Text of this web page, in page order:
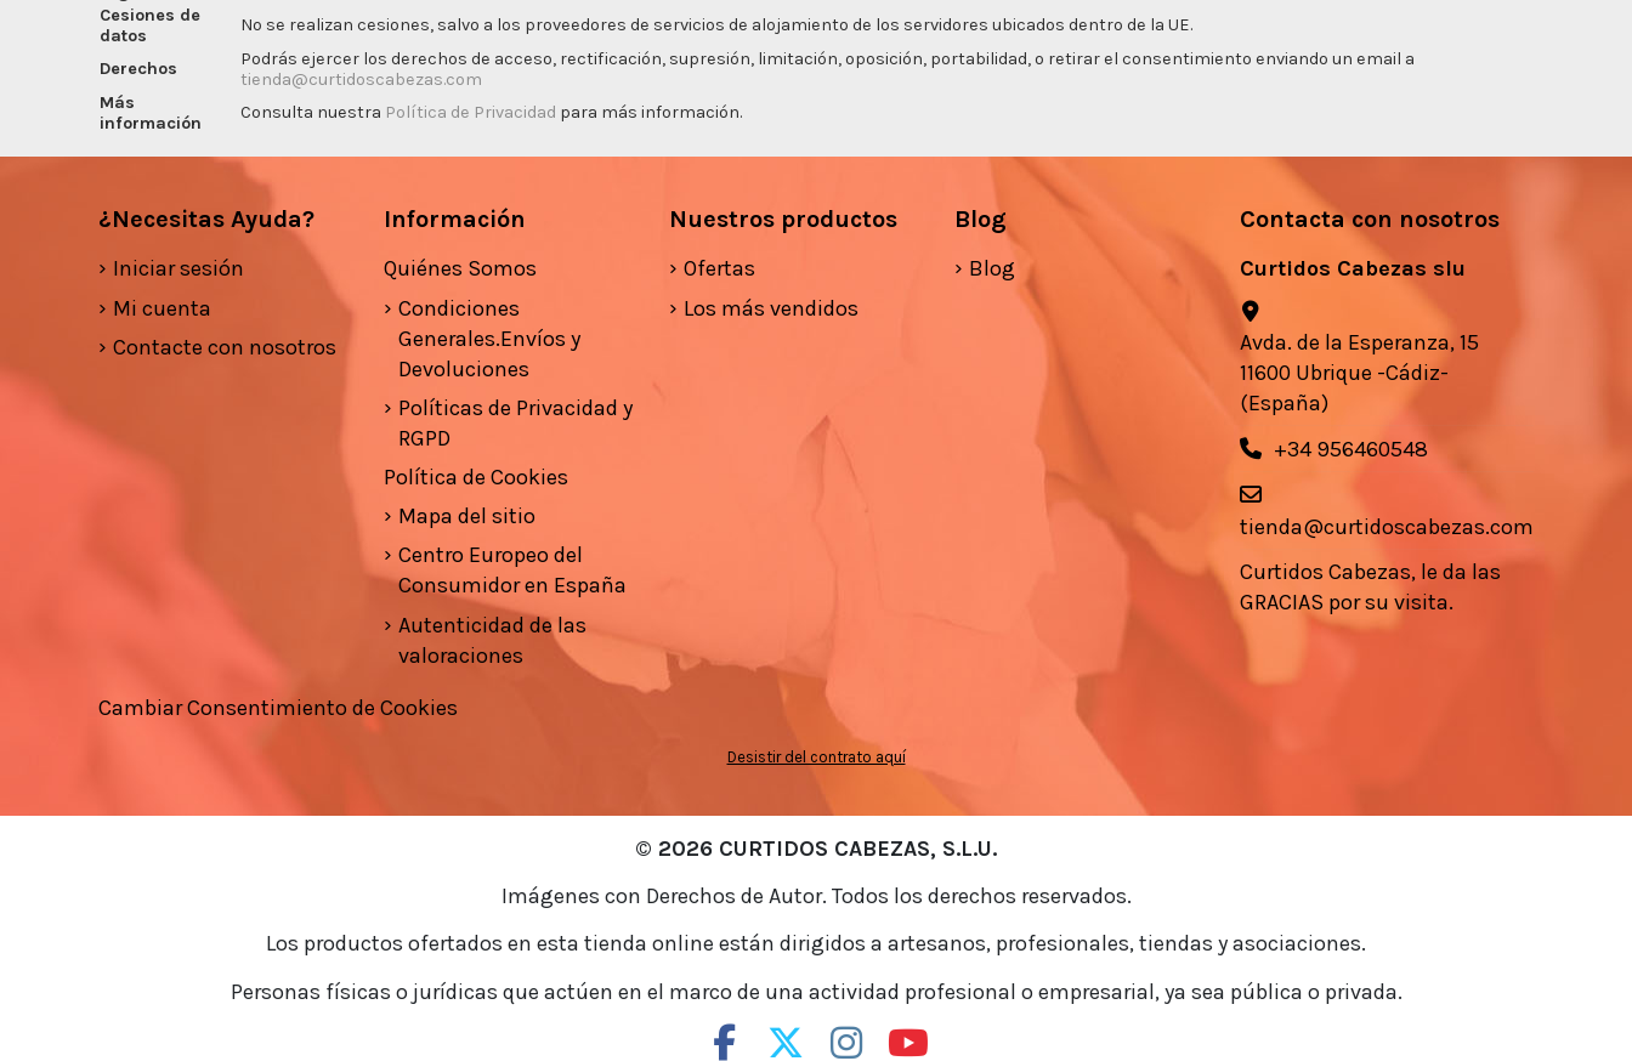
Cesiones de
datos
No se realizan cesiones, salvo a los proveedores de servicios de alojamiento de los servidores ubicados dentro de la UE.
Derechos
Podrás ejercer los derechos de acceso, rectificación, supresión, limitación, oposición, portabilidad, o retirar el consentimiento enviando un email a
tienda@curtidoscabezas.com
Más
información
Consulta nuestra Política de Privacidad para más información.
¿Necesitas Ayuda?
Iniciar sesión
Mi cuenta
Contacte con nosotros
Información
Quiénes Somos
Condiciones
Generales.Envíos y
Devoluciones
Políticas de Privacidad y
RGPD
Política de Cookies
Mapa del sitio
Centro Europeo del
Consumidor en España
Autenticidad de las
valoraciones
Nuestros productos
Ofertas
Los más vendidos
Blog
Blog
Contacta con nosotros
Curtidos Cabezas slu
Avda. de la Esperanza, 15
11600 Ubrique -Cádiz-
(España)
+34 956460548
tienda@curtidoscabezas.com
Curtidos Cabezas, le da las
GRACIAS por su visita.
Cambiar Consentimiento de Cookies
Desistir del contrato aquí
© 2026 CURTIDOS CABEZAS, S.L.U.
Imágenes con Derechos de Autor. Todos los derechos reservados.
Los productos ofertados en esta tienda online están dirigidos a artesanos, profesionales, tiendas y asociaciones.
Personas físicas o jurídicas que actúen en el marco de una actividad profesional o empresarial, ya sea pública o privada.